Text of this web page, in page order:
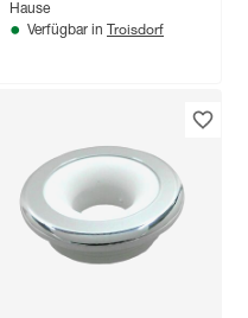
Hause
Verfügbar in Troisdorf